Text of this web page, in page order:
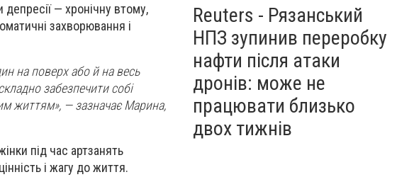
— хронічну втому,
захворювання і
на поверх або й на весь
забезпечити собі
життям», — зазначає Марина,
під час артзанять
і жагу до життя.
Reuters - Рязанський
НПЗ зупинив переробку
нафти після атаки
дронів: може не
працювати близько
двох тижнів